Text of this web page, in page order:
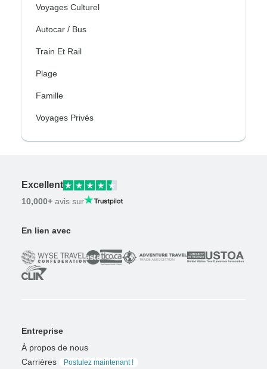
Voyages Culturel
Autocar / Bus
Train Et Rail
Plage
Famille
Voyages Privés
Excellent
10,000+ avis sur
En lien avec
Entreprise
À propos de nous
Carrières
Postulez maintenant !